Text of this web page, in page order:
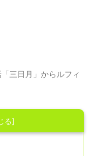
三日月」からルフィ